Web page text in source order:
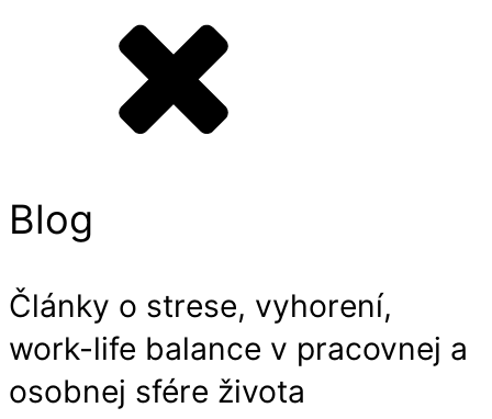
Blog
Články o strese, vyhorení,
work-life balance v pracovnej a
osobnej sfére života